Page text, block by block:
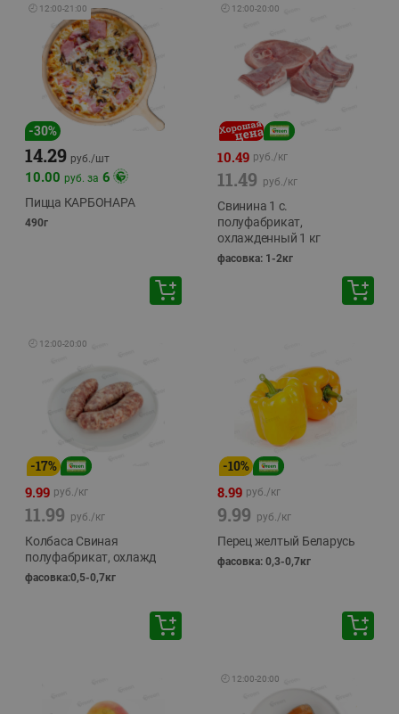
🕘 12:00-21:00
-30%
14.29 руб./шт
10.00 руб. за 6
Пицца КАРБОНАРА
490г
🕘 12:00-20:00
10.49 руб./кг
11.49 руб./кг
Свинина 1 с.
полуфабрикат,
охлажденный 1 кг
фасовка: 1-2кг
🕘 12:00-20:00
-17%
9.99 руб./кг
11.99 руб./кг
Колбаса Свиная
полуфабрикат, охлажд
фасовка:0,5-0,7кг
-10%
8.99 руб./кг
9.99 руб./кг
Перец желтый Беларусь
фасовка: 0,3-0,7кг
🕘 12:00-20:00